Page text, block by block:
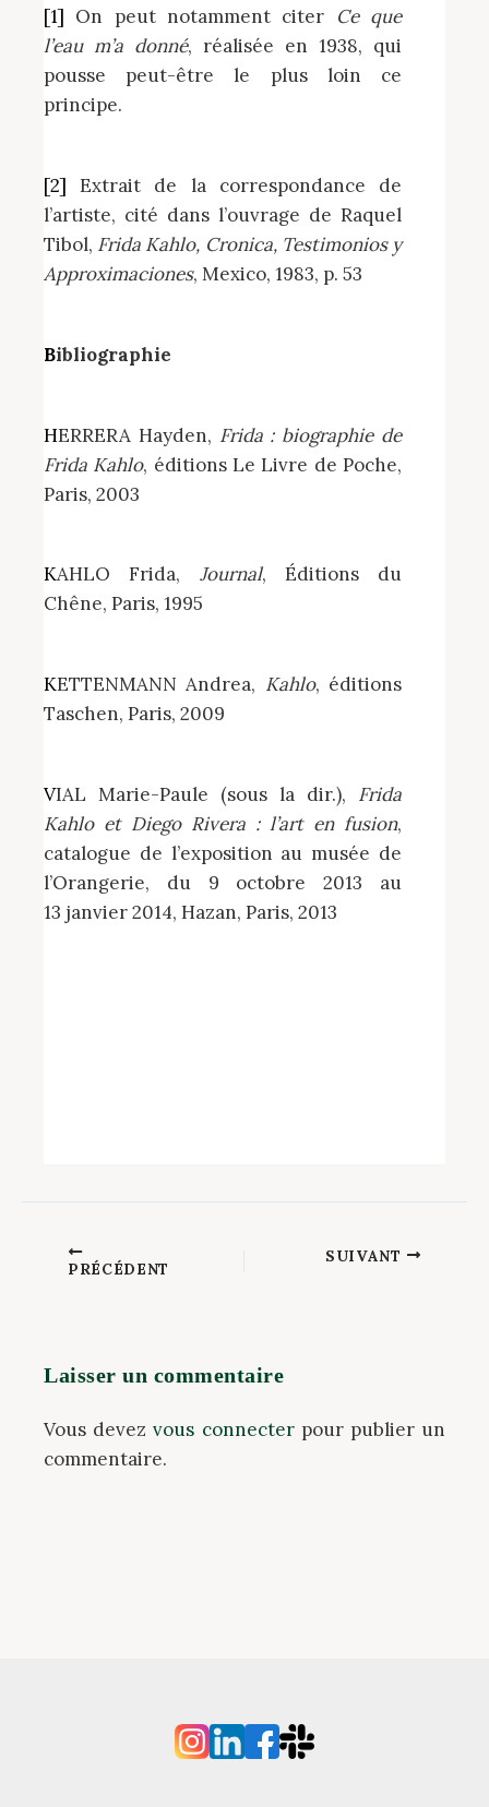
[1] On peut notamment citer Ce que
l’eau m’a donné, réalisée en 1938, qui
pousse peut-être le plus loin ce
principe.
[2] Extrait de la correspondance de
l’artiste, cité dans l’ouvrage de Raquel
Tibol, Frida Kahlo, Cronica, Testimonios y
Approximaciones, Mexico, 1983, p. 53
Bibliographie
HERRERA Hayden, Frida : biographie de
Frida Kahlo, éditions Le Livre de Poche,
Paris, 2003
KAHLO Frida, Journal, Éditions du
Chêne, Paris, 1995
KETTENMANN Andrea, Kahlo, éditions
Taschen, Paris, 2009
VIAL Marie-Paule (sous la dir.), Frida
Kahlo et Diego Rivera : l’art en fusion,
catalogue de l’exposition au musée de
l’Orangerie, du 9 octobre 2013 au
13 janvier 2014, Hazan, Paris, 2013
PRÉCÉDENT
SUIVANT
Laisser un commentaire
Vous devezvous connecterpour publier un
commentaire.